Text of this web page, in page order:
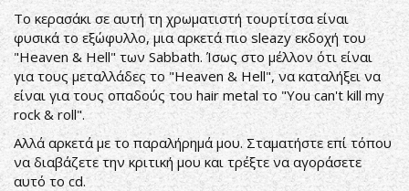
Το κερασάκι σε αυτή τη χρωματιστή τουρτίτσα είναι
φυσικά το εξώφυλλο, μια αρκετά πιο sleazy εκδοχή του
"Heaven & Hell" των Sabbath. Ίσως στο μέλλον ότι είναι
για τους μεταλλάδες το "Heaven & Hell", να καταλήξει να
είναι για τους οπαδούς του hair metal το "You can't kill my
rock & roll".
Αλλά αρκετά με το παραλήρημά μου. Σταματήστε επί τόπου
να διαβάζετε την κριτική μου και τρέξτε να αγοράσετε
αυτό το cd.